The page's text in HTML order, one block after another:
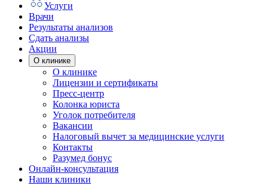
Услуги
Врачи
Результаты анализов
Сдать анализы
Акции
О клинике
О клинике
Лицензии и сертификаты
Пресс-центр
Колонка юриста
Уголок потребителя
Вакансии
Налоговый вычет за медицинские услуги
Контакты
Разумед бонус
Онлайн-консультация
Наши клиники